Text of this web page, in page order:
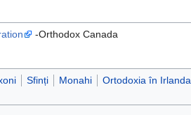
-Orthodox Canada
Sfinți Monahi Ortodoxia în Irlanda